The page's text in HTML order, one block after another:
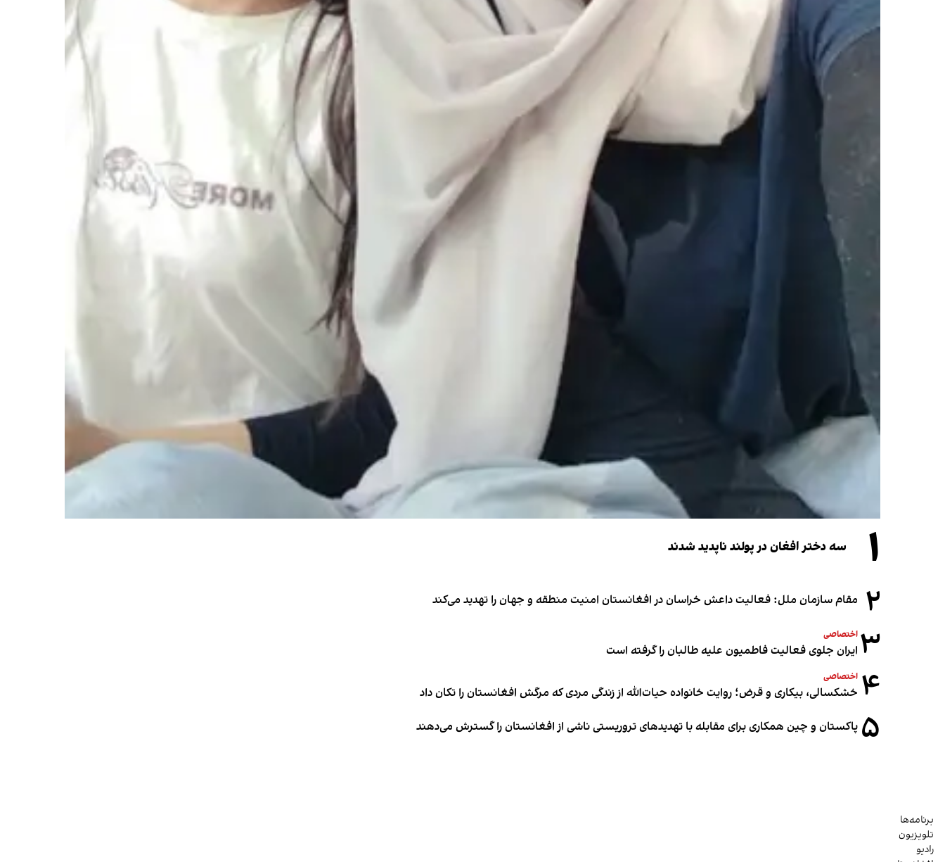
۱ سه دختر افغان در پولند ناپدید شدند
۲ مقام سازمان ملل: فعالیت داعش خراسان در افغانستان امنیت منطقه و جهان را تهدید می‌کند
۳ اختصاصی
ایران جلوی فعالیت فاطمیون علیه طالبان را گرفته است
۴ اختصاصی
خشکسالی، بیکاری و قرض؛ روایت خانواده حیات‌الله از زندگی مردی که مرگش افغانستان را تکان داد
۵ پاکستان و چین همکاری برای مقابله با تهدیدهای تروریستی ناشی از افغانستان را گسترش می‌دهند
برنامه‌ها
تلویزیون
رادیو